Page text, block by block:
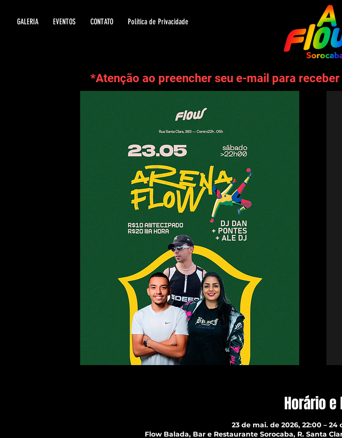
GALERIA EVENTOS CONTATO Política de Privacidade
*Atenção ao preencher seu e-mail para
Horário
23 de mai. de 2026, 22:00 –
Flow Balada, Bar e Restaurante Sorocaba, R. Santa